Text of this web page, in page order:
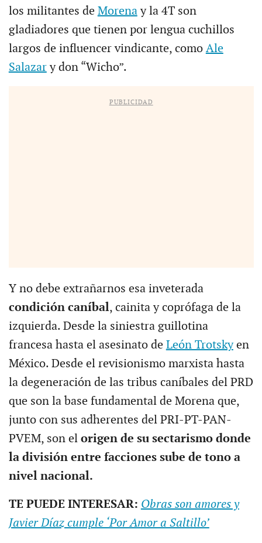
los militantes de Morenay la 4T son
gladiadores que tienen por lengua cuchillos
largos de influencer vindicante, como Ale
Salazary don “Wicho”.
PUBLICIDAD
Y no debe extrañarnos esa inveterada
condición caníbal, cainita y coprófaga de la
izquierda. Desde la siniestra guillotina
francesa hasta el asesinato de León Trotskyen
México. Desde el revisionismo marxista hasta
la degeneración de las tribus caníbales del PRD
que son la base fundamental de Morena que,
junto con sus adherentes del PRI-PT-PAN-
PVEM, son el origen de su sectarismo donde
la división entre facciones sube de tono a
nivel nacional.
TE PUEDE INTERESAR: Obras son amores y
Javier Díaz cumple ‘Por Amor a Saltillo’